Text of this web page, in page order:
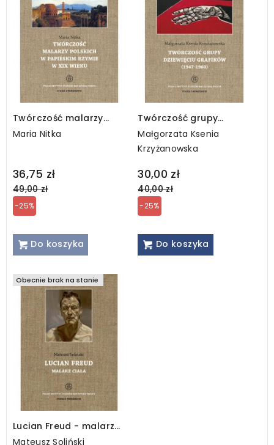
Twórczość malarzy
polskich w papieskim
Rzymie w XIX wieku
Maria Nitka
36,75 zł
Regular
price
49,00 zł
-25%
Do koszyka
Twórczość grupy
Dziewięciu Grafików
(1947 - 1960)
Małgorzata Ksenia
Krzyżanowska
30,00 zł
Regular
price
40,00 zł
-25%
Do koszyka
Obecnie brak na stanie
Lucian Freud - malarz
ciała
Mateusz Soliński